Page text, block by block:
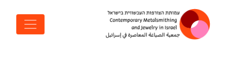
ניווט ראשי